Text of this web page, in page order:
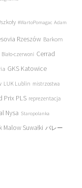
#WartoPomagac Adam
Rzeszów Barkom
Biało-czerwoni Cerrad
GKS Katowice
LUK Lublin mistrzostwa
Prix PLS reprezentacja
Nysa Staropolanka
Malow Suwałki バレー